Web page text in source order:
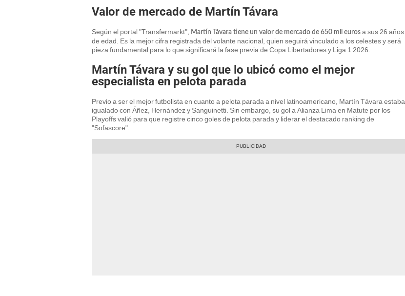
Valor de mercado de Martín Távara
Según el portal "Transfermarkt", Martín Távara tiene un valor de mercado de 650 mil euros a sus 26 años
de edad. Es la mejor cifra registrada del volante nacional, quien seguirá vinculado a los celestes y será
pieza fundamental para lo que significará la fase previa de Copa Libertadores y Liga 1 2026.
Martín Távara y su gol que lo ubicó como el mejor
especialista en pelota parada
Previo a ser el mejor futbolista en cuanto a pelota parada a nivel latinoamericano, Martín Távara estaba
igualado con Áñez, Hernández y Sanguinetti. Sin embargo, su gol a Alianza Lima en Matute por los
Playoffs valió para que registre cinco goles de pelota parada y liderar el destacado ranking de
"Sofascore".